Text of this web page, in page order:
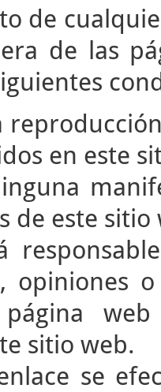
de
de las
en este
de este sitio
opiniones
sitio web.
se